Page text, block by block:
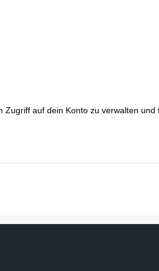
auf dein Konto zu verwalten